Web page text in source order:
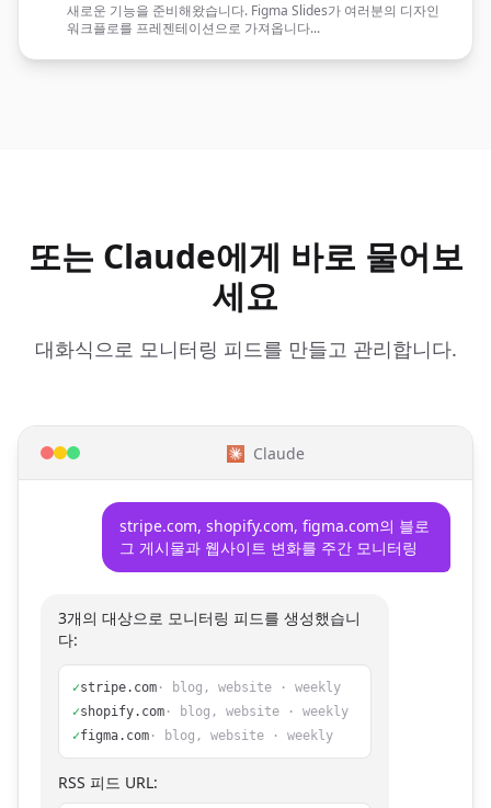
새로운 기능을 준비해왔습니다. Figma Slides가 여러분의 디자인
워크플로를 프레젠테이션으로 가져옵니다...
또는 Claude에게 바로 물어보
세요
대화식으로 모니터링 피드를 만들고 관리합니다.
Claude
stripe.com, shopify.com, figma.com의 블로
그 게시물과 웹사이트 변화를 주간 모니터링
3개의 대상으로 모니터링 피드를 생성했습니
다:
✓stripe.com · blog, website · weekly
✓shopify.com · blog, website · weekly
✓figma.com · blog, website · weekly
RSS 피드 URL: